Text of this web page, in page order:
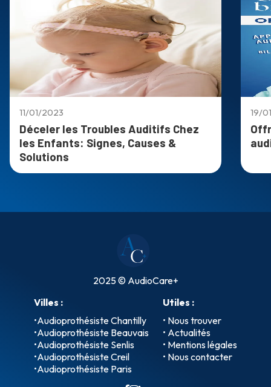
11/01/2023
Déceler les Troubles Auditifs Chez
les Enfants: Signes, Causes &
Solutions
19/
2025 © AudioCare+
Villes :
•Audioprothésiste Chantilly
•Audioprothésiste Beauvais
•Audioprothésiste Senlis
•Audioprothésiste Creil
•Audioprothésiste Paris
Utiles :
• Nous trouver
• Actualités
• Mentions légales
• Nous contacter